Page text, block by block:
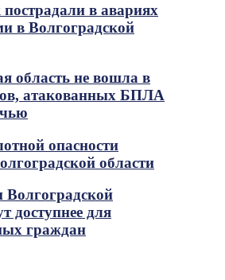
в авариях
в Волгоградской
область не вошла в
атакованных БПЛА
опасности
области
Волгоградской
доступнее для
граждан